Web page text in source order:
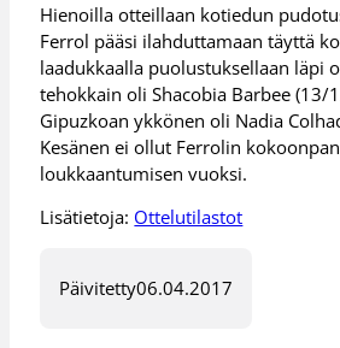
Hienoilla otteillaan kotiedun
Ferrol pääsi ilahduttamaan täyttä
laadukkaalla puolustuksellaan läpi
tehokkain oli Shacobia Barbee (13/
Gipuzkoan ykkönen oli Nadia
Kesänen ei ollut Ferrolin
loukkaantumisen vuoksi.
Lisätietoja: Ottelutilastot
Päivitetty06.04.2017